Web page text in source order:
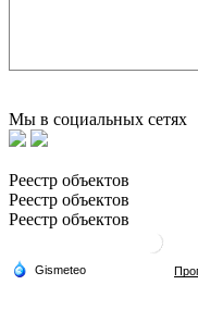
Мы в социальных сетях
Реестр объектов
Реестр объектов
Реестр объектов